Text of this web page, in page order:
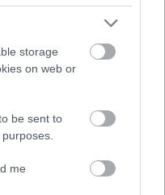
storage
on web or
be sent to
me